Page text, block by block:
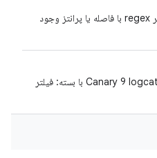
Logcat V2 - امکان استفاده از فیلتر regex با فاصله یا پرانتز وجود
اندروید استودیو زرافه | 2022.3.1 Canary 9 logcat با بسته: فیلتر